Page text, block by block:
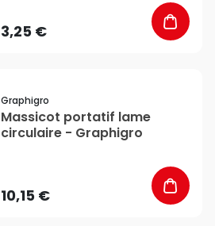
3,25 €
Graphigro
Massicot portatif lame
circulaire - Graphigro
10,15 €